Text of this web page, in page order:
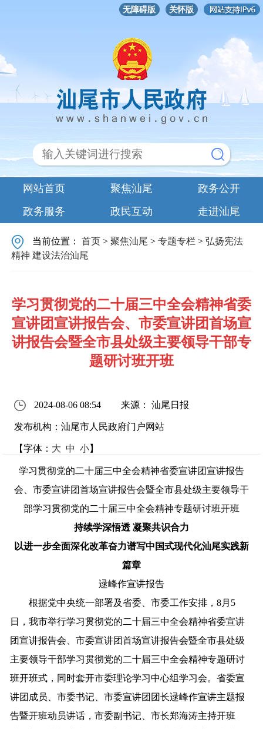
无障碍版 关怀版
网站首页 聚焦汕尾
政务公开
政务服务
政民互动 走进汕尾
当前位置：首页 >聚焦汕尾 >专题专栏 >弘扬宪法
精神 建设法治汕尾
学习贯彻党的二十届三中全会精神省委
宣讲团宣讲报告会、市委宣讲团首场宣
讲报告会暨全市县处级主要领导干部专
题研讨班开班
2024-08-06 08:54 来源： 汕尾日报
发布机构：汕尾市人民政府门户网站
【字体： 大 中 小】
学习贯彻党的二十届三中全会精神省委宣讲团宣讲报告
会、市委宣讲团首场宣讲报告会暨全市县处级主要领导干
部学习贯彻党的二十届三中全会精神专题研讨班开班
持续学深悟透 凝聚共识合力
以进一步全面深化改革奋力谱写中国式现代化汕尾实践新
篇章
逯峰作宣讲报告
根据党中央统一部署及省委、市委工作安排，8月5
日，我市举行学习贯彻党的二十届三中全会精神省委宣讲
团宣讲报告会、市委宣讲团首场宣讲报告会暨全市县处级
主要领导干部学习贯彻党的二十届三中全会精神专题研讨
班开班式，同时套开市委理论学习中心组学习会。省委宣
讲团成员、市委书记、市委宣讲团团长逯峰作宣讲主题报
告暨开班动员讲话，市委副书记、市长郑海涛主持开班